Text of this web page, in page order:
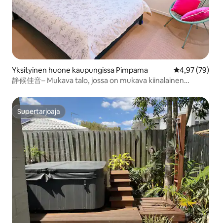
Yksityinen huone kaupungissa Pimpama
4,97 (79)
静候佳音– Mukava talo, jossa on mukava kiinalainen
Supertarjoaja
Supertarjoaja